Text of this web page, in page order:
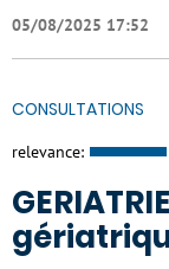
05/08/2025 17:52
CONSULTATIONS
relevance: